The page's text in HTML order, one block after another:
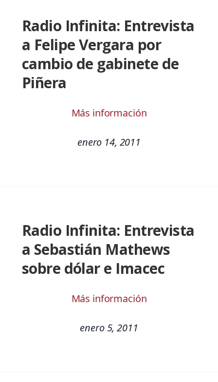
Radio Infinita: Entrevista
a Felipe Vergara por
cambio de gabinete de
Piñera
Más información
enero 14, 2011
Radio Infinita: Entrevista
a Sebastián Mathews
sobre dólar e Imacec
Más información
enero 5, 2011